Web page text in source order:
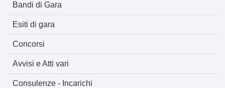
Bandi di Gara
Esiti di gara
Concorsi
Avvisi e Atti vari
Consulenze - Incarichi